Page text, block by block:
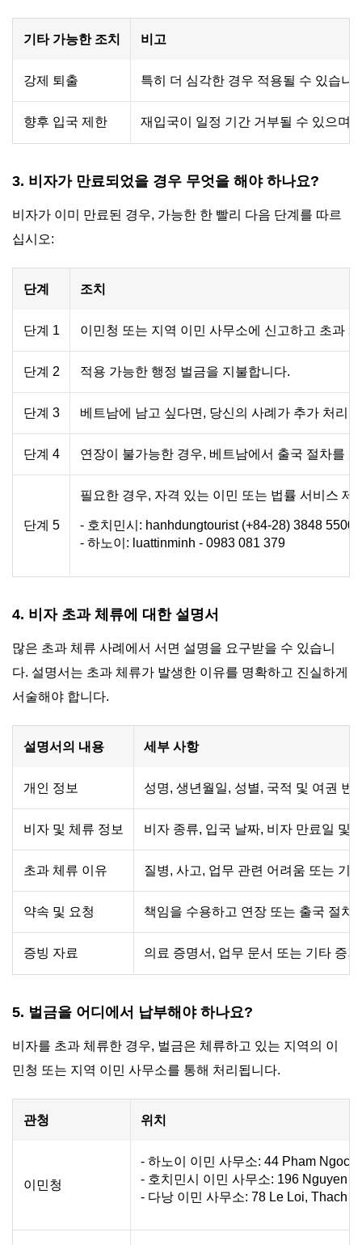
기타 가능한 조치 비고
강제 퇴출 특히 더 심각한 경우 적용될 수 있습니
향후 입국 제한 재입국이 일정 기간 거부될 수 있으며,
3. 비자가 만료되었을 경우 무엇을 해야 하나요?
비자가 이미 만료된 경우, 가능한 한 빨리 다음 단계를 따르
십시오:
단계 조치
단계 1 이민청 또는 지역 이민 사무소에 신고하고 초과
단계 2 적용 가능한 행정 벌금을 지불합니다.
단계 3 베트남에 남고 싶다면, 당신의 사례가 추가 처리
단계 4 연장이 불가능한 경우, 베트남에서 출국 절차를
단계 5
필요한 경우, 자격 있는 이민 또는 법률 서비스 제
- 호치민시: hanhdungtourist (+84-28) 3848 5500
- 하노이: luattinminh - 0983 081 379
4. 비자 초과 체류에 대한 설명서
많은 초과 체류 사례에서 서면 설명을 요구받을 수 있습니
다. 설명서는 초과 체류가 발생한 이유를 명확하고 진실하게
서술해야 합니다.
설명서의 내용 세부 사항
개인 정보 성명, 생년월일, 성별, 국적 및 여권 번
비자 및 체류 정보 비자 종류, 입국 날짜, 비자 만료일 및
초과 체류 이유 질병, 사고, 업무 관련 어려움 또는 기
약속 및 요청 책임을 수용하고 연장 또는 출국 절차
증빙 자료 의료 증명서, 업무 문서 또는 기타 증
5. 벌금을 어디에서 납부해야 하나요?
비자를 초과 체류한 경우, 벌금은 체류하고 있는 지역의 이
민청 또는 지역 이민 사무소를 통해 처리됩니다.
관청 위치
이민청
- 하노이 이민 사무소: 44 Pham Ngoc
- 호치민시 이민 사무소: 196 Nguyen
- 다낭 이민 사무소: 78 Le Loi, Thach